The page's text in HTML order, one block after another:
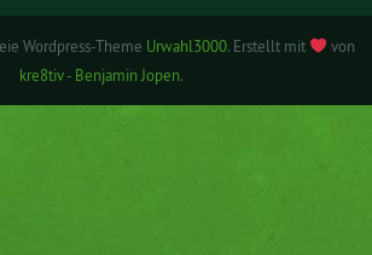
Wordpress-Theme Urwahl3000. Erstellt mit
von
kre8tiv - Benjamin Jopen.